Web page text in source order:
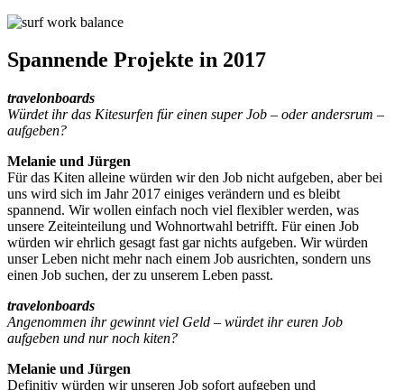
Spannende Projekte in 2017
travelonboards
Würdet ihr das Kitesurfen für einen super Job – oder andersrum –
aufgeben?
Melanie und Jürgen
Für das Kiten alleine würden wir den Job nicht aufgeben, aber bei
uns wird sich im Jahr 2017 einiges verändern und es bleibt
spannend. Wir wollen einfach noch viel flexibler werden, was
unsere Zeiteinteilung und Wohnortwahl betrifft. Für einen Job
würden wir ehrlich gesagt fast gar nichts aufgeben. Wir würden
unser Leben nicht mehr nach einem Job ausrichten, sondern uns
einen Job suchen, der zu unserem Leben passt.
travelonboards
Angenommen ihr gewinnt viel Geld – würdet ihr euren Job
aufgeben und nur noch kiten?
Melanie und Jürgen
Definitiv würden wir unseren Job sofort aufgeben und